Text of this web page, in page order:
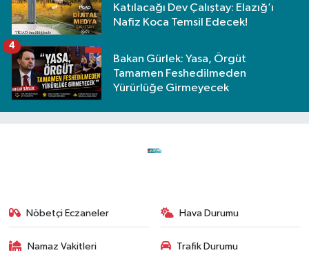
Katılacağı Dev Çalıştay: Elazığ’ı
Nafiz Koca Temsil Edecek!
Bakan Gürlek: Yasa, Örgüt
Tamamen Feshedilmeden
Yürürlüğe Girmeyecek
4
Nöbetçi Eczaneler Hava Durumu
Namaz Vakitleri Trafik Durumu